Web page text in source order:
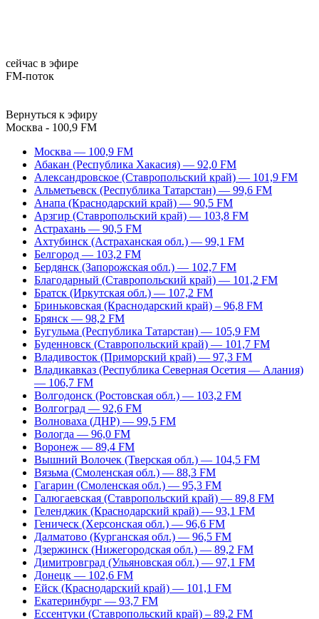
сейчас в эфире
FM-поток
Вернуться к эфиру
Москва - 100,9 FM
Москва — 100,9 FM
Абакан (Республика Хакасия) — 92,0 FM
Александровское (Ставропольский край) — 101,9 FM
Альметьевск (Республика Татарстан) — 99,6 FM
Анапа (Краснодарский край) — 90,5 FM
Арзгир (Ставропольский край) — 103,8 FM
Астрахань — 90,5 FM
Ахтубинск (Астраханская обл.) — 99,1 FM
Белгород — 103,2 FM
Бердянск (Запорожская обл.) — 102,7 FM
Благодарный (Ставропольский край) — 101,2 FM
Братск (Иркутская обл.) — 107,2 FM
Бриньковская (Краснодарский край) – 96,8 FM
Брянск — 98,2 FM
Бугульма (Республика Татарстан) — 105,9 FM
Буденновск (Ставропольский край) — 101,7 FM
Владивосток (Приморский край) — 97,3 FM
Владикавказ (Республика Северная Осетия — Алания)
— 106,7 FM
Волгодонск (Ростовская обл.) — 103,2 FM
Волгоград — 92,6 FM
Волноваха (ДНР) — 99,5 FM
Вологда — 96,0 FM
Воронеж — 89,4 FM
Вышний Волочек (Тверская обл.) — 104,5 FM
Вязьма (Смоленская обл.) — 88,3 FM
Гагарин (Смоленская обл.) — 95,3 FM
Галюгаевская (Ставропольский край) — 89,8 FM
Геленджик (Краснодарский край) — 93,1 FM
Геническ (Херсонская обл.) — 96,6 FM
Далматово (Курганская обл.) — 96,5 FM
Дзержинск (Нижегородская обл.) — 89,2 FM
Димитровград (Ульяновская обл.) — 97,1 FM
Донецк — 102,6 FM
Ейск (Краснодарский край) — 101,1 FM
Екатеринбург — 93,7 FM
Ессентуки (Ставропольский край) – 89,2 FM